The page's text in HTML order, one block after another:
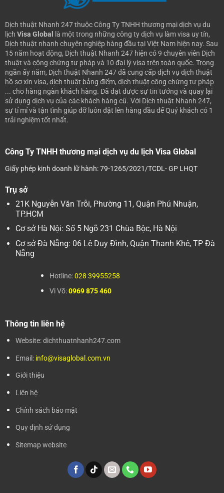
Dịch thuật Nhanh 247 thuộc Công Ty TNHH thương mại dịch vụ du
lịch Visa Global là một trong những công ty dịch vụ làm visa uy tín,
Dịch thuật nhanh chuyên nghiệp hàng đầu tại Việt Nam hiện nay. Sau
15 năm hoạt động, Dịch thuật Nhanh 247 hiện có 9 chuyên viên Dịch
thuật và công chứng tư pháp và 10 đại lý visa trên toàn quốc. Trong
ngần ấy năm, Dịch thuật Nhanh 247 đã cung cấp dịch vụ dịch thuật
hồ sơ xin visa, dịch thuật bảng điểm, dịch thuật công chứng tư pháp
... cho hàng ngàn khách hàng. Đã đạt được sự tin tưởng và quay lại
sử dụng dịch vụ của các khách hàng cũ. Với Dịch thuật Nhanh 247,
sự tỉ mỉ và tận tình giúp đỡ luôn đặt lên hàng đầu để Quý khách có 1
trải nghiệm tốt nhất.
Công Ty TNHH thương mại dịch vụ du lịch Visa Global
Giấy phép kinh doanh lữ hành: 79-1265/2021/TCDL- GP LHQT
Trụ sở
21K Nguyễn Văn Trỗi, Phường 11, Quận Phú Nhuận,
TP.HCM
Cơ sở Hà Nội: Số 5 Ngõ 231 Chùa Bộc, Hà Nội
Cơ sở Đà Nẵng: 06 Lê Duy Đình, Quận Thanh Khê, TP Đà
Nẵng
Hotline:028 39955258
Vi Võ:0969 875 460
Thông tin liên hệ
Website: dichthuatnhanh247.com
Email: info@visaglobal.com.vn
Giới thiệu
Liên hệ
Chính sách bảo mật
Quy định sử dụng
Sitemap website